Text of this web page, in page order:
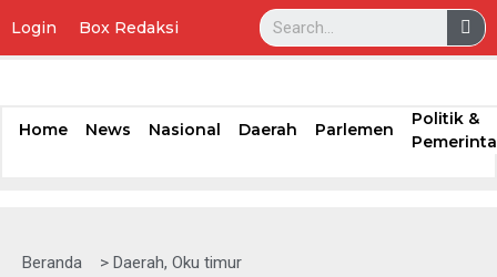
Lompat
Login Box Redaksi
Home News Nasional Daerah Parlemen
Politik &
Beranda > Daerah, Oku timur